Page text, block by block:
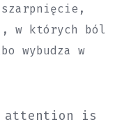
w których ból
wybudza w
attention is